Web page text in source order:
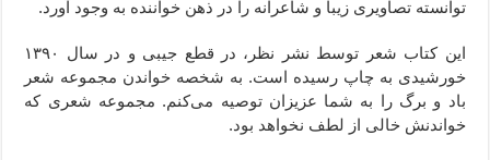
توانسته تصاویری زیبا و شاعرانه را در ذهن خواننده به وجود آورد.
این کتاب شعر توسط نشر نظر، در قطع جیبی و در سال ۱۳۹۰
خورشیدی به چاپ رسیده‌ است. به شخصه خواندن مجموعه شعر
باد و برگ را به شما عزیزان توصیه می‌کنم. مجموعه شعری که
خواندنش خالی از لطف نخواهد بود.